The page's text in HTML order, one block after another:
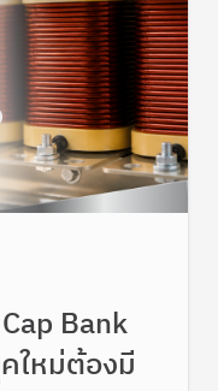
Bank
ใหม่ต้องมี